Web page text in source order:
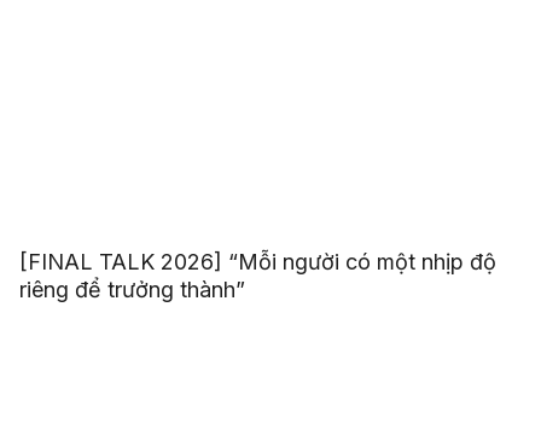
[FINAL TALK 2026] “Mỗi người có một nhịp độ
riêng để trưởng thành”